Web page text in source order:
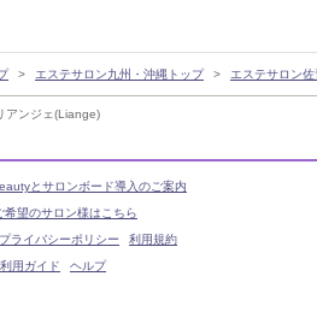
アンジェ(Liange)
エステサロン九州・沖縄トップ エステサロン
とサロンボード導入のご案内
希望のサロン様はこちら
プライバシーポリシー
利用規約
利用ガイド
ヘルプ